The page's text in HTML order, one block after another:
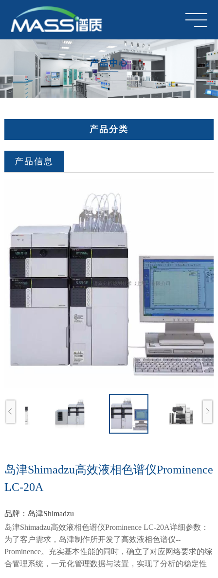
产品分类
产品信息
岛津Shimadzu高效液相色谱仪Prominence
LC-20A
品牌：岛津Shimadzu
岛津Shimadzu高效液相色谱仪Prominence LC-20A详细参数：
为了客户需求，岛津制作所开发了高效液相色谱仪--
Prominence。充实基本性能的同时，确立了对应网络要求的综
合管理系统，一元化管理数据与装置，实现了分析的稳定性